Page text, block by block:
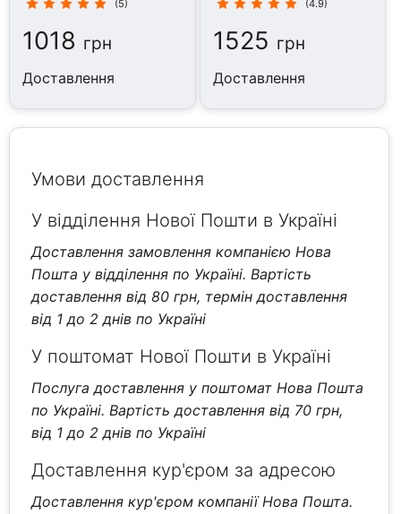
(5)
1018 грн
Доставлення
(4.9)
1525 грн
Доставлення
Умови доставлення
У відділення Нової Пошти в Україні
Доставлення замовлення компанією Нова
Пошта у відділення по Україні. Вартість
доставлення від 80 грн, термін доставлення
від 1 до 2 днів по Україні
У поштомат Нової Пошти в Україні
Послуга доставлення у поштомат Нова Пошта
по Україні. Вартість доставлення від 70 грн,
від 1 до 2 днів по Україні
Доставлення кур'єром за адресою
Доставлення кур'єром компанії Нова Пошта.